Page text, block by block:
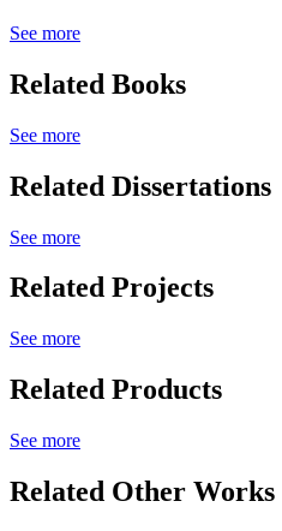
See more
Related Books
See more
Related Dissertations
See more
Related Projects
See more
Related Products
See more
Related Other Works